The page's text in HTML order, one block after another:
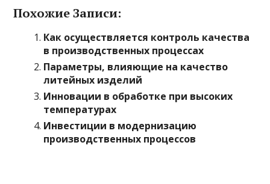
Похожие Записи:
Как осуществляется контроль качества
в производственных процессах
Параметры, влияющие на качество
литейных изделий
Инновации в обработке при высоких
температурах
Инвестиции в модернизацию
производственных процессов